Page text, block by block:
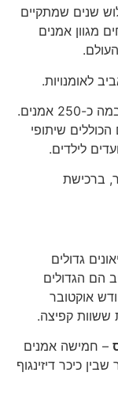
שמתקיים
אמנים
– במשך ארבעה ימים יעלו על הבמה כ-250 אמנים.
הכוללים שיתופי
לילדים.
ברכישת
גדולים
הגדולים
אוקטובר
קפיצה.
אמנים
כיכר דיזינגוף